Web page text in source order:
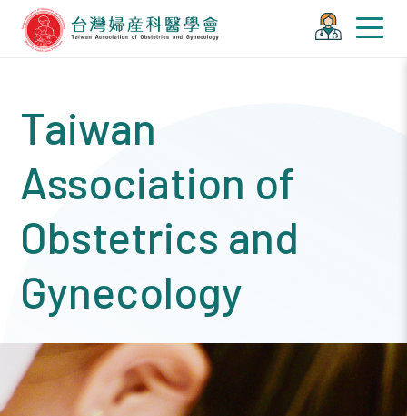
Taiwan
Association of
Obstetrics and
Gynecology